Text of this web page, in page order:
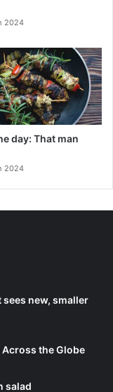
2024
day: That man
2024
sees new, smaller
the Globe
salad